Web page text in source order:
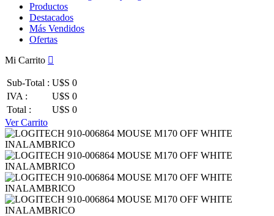
Productos
Destacados
Más Vendidos
Ofertas
Mi Carrito
Sub-Total : U$S 0
IVA :
U$S 0
Total :
U$S 0
Ver Carrito